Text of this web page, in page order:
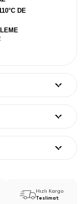
DE
Hızlı Kargo
Teslimat